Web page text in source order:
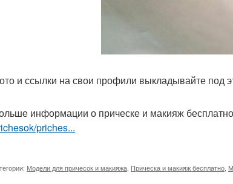
и ссылки на свои профили выкладывайте под
информации о прическе и макияж бесплатно
priches...
Модели для причесок и макияжа Прическа и макияж бесплатно